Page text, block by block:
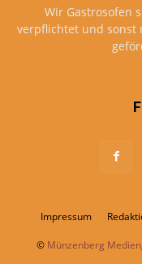
Wir Gastrosofen
verpflichtet und sonst
Impressum
© Münzenberg Medien